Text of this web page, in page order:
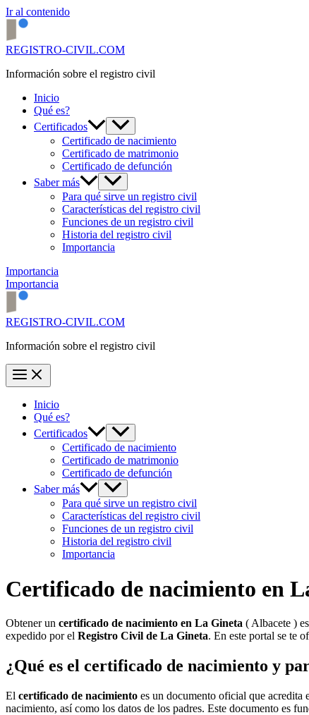
Ir al contenido
REGISTRO-CIVIL.COM
Información sobre el registro civil
Inicio
Qué es?
Certificados
Certificado de nacimiento
Certificado de matrimonio
Certificado de defunción
Saber más
Para qué sirve un registro civil
Características del registro civil
Funciones de un registro civil
Historia del registro civil
Importancia
Importancia
Importancia
REGISTRO-CIVIL.COM
Información sobre el registro civil
Inicio
Qué es?
Certificados
Certificado de nacimiento
Certificado de matrimonio
Certificado de defunción
Saber más
Para qué sirve un registro civil
Características del registro civil
Funciones de un registro civil
Historia del registro civil
Importancia
Certificado de nacimiento en
Obtener un certificado de nacimiento en La Gineta ( Albacete )
expedido por el Registro Civil de La Gineta. En este portal se te
¿Qué es el certificado de nacimiento y
El certificado de nacimiento es un documento oficial que acredita
nacimiento, así como los datos de los padres. Este documento es